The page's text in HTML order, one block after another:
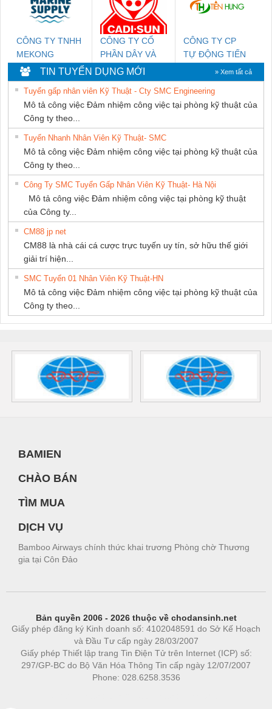
NAM
GIA HƯNG
CÔNG TY TNHH
MEKONG
MARINE SUPPLY
CÔNG TY CỔ
PHẦN DÂY VÀ
CÁP ĐIỆN
THƯỢNG ĐÌNH
CÔNG TY CP
TỰ ĐỘNG TIẾN
TIN TUYỂN DỤNG MỚI » Xem tất cả
Tuyển gấp nhân viên Kỹ Thuật - Cty SMC Engineering
Mô tả công việc Đảm nhiệm công việc tại phòng kỹ thuật của
Công ty theo...
Tuyển Nhanh Nhân Viên Kỹ Thuật- SMC
Mô tả công việc Đảm nhiệm công việc tại phòng kỹ thuật của
Công ty theo...
Công Ty SMC Tuyển Gấp Nhân Viên Kỹ Thuật- Hà Nội
Mô tả công việc Đảm nhiệm công việc tại phòng kỹ thuật
của Công ty...
CM88 jp net
CM88 là nhà cái cá cược trực tuyến uy tín, sở hữu thế giới
giải trí hiện...
SMC Tuyển 01 Nhân Viên Kỹ Thuật-HN
Mô tả công việc Đảm nhiệm công việc tại phòng kỹ thuật của
Công ty theo...
BAMIEN
CHÀO BÁN
TÌM MUA
DỊCH VỤ
Bamboo Airways chính thức khai trương Phòng chờ Thương
gia tại Côn Đảo
Bản quyền 2006 - 2026 thuộc về chodansinh.net
Giấy phép đăng ký Kinh doanh số: 4102048591 do Sở Kế Hoạch
và Đầu Tư cấp ngày 28/03/2007
Giấy phép Thiết lập trang Tin Điện Tử trên Internet (ICP) số:
297/GP-BC do Bộ Văn Hóa Thông Tin cấp ngày 12/07/2007
Phone: 028.6258.3536